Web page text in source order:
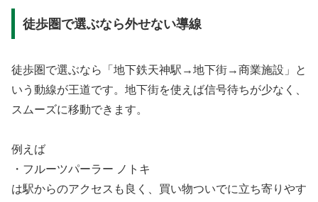
徒歩圏で選ぶなら外せない導線
徒歩圏で選ぶなら「地下鉄天神駅→地下街→商業施設」と
いう動線が王道です。地下街を使えば信号待ちが少なく、
スムーズに移動できます。
例えば
・フルーツパーラー ノトキ
は駅からのアクセスも良く、買い物ついでに立ち寄りやす